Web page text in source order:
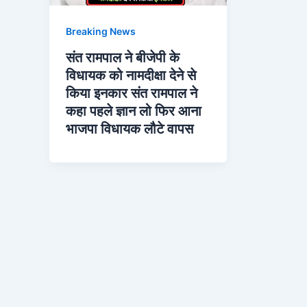
Breaking News
संत रामपाल ने बीजेपी के
विधायक को नामदीक्षा देने से
किया इनकार संत रामपाल ने
कहा पहले ज्ञान लो फिर आना
भाजपा विधायक लौटे वापस